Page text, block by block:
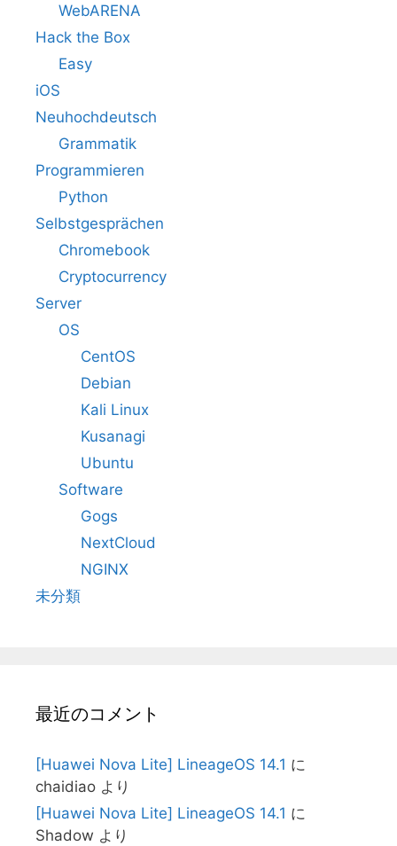
WebARENA
Hack the Box
Easy
iOS
Neuhochdeutsch
Grammatik
Programmieren
Python
Selbstgesprächen
Chromebook
Cryptocurrency
Server
OS
CentOS
Debian
Kali Linux
Kusanagi
Ubuntu
Software
Gogs
NextCloud
NGINX
未分類
最近のコメント
[Huawei Nova Lite] LineageOS 14.1 に
chaidiao より
[Huawei Nova Lite] LineageOS 14.1 に
Shadow より